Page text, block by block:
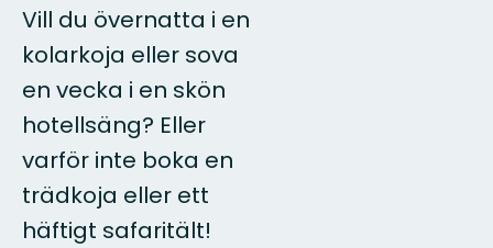
Vill du övernatta i en
kolarkoja eller sova
en vecka i en skön
hotellsäng? Eller
varför inte boka en
trädkoja eller ett
häftigt safaritält!